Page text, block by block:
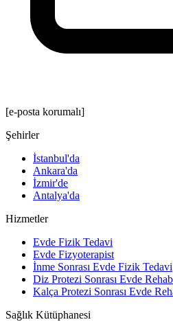
[e-posta korumalı]
Şehirler
İstanbul'da
Ankara'da
İzmir'de
Antalya'da
Hizmetler
Evde Fizik Tedavi
Evde Fizyoterapist
İnme Sonrası Evde Fizik Tedavi
Diz Protezi Sonrası Evde
Kalça Protezi Sonrası Evde
Sağlık Kütüphanesi